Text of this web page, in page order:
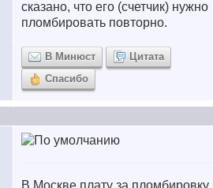
сказано, что его (счетчик) нужно
пломбировать повторно.
В Минюст
Цитата
Спасибо
В Москве плату за пломбировку